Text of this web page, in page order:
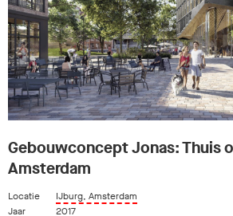
Gebouwconcept Jonas: Thuis
Amsterdam
Locatie
IJburg, Amsterdam
Jaar
2017